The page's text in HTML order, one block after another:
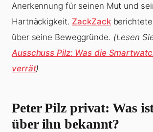
Anerkennung für seinen Mut und
Hartnäckigkeit. ZackZackberichtete
über seine Beweggründe. (Lesen
Ausschuss Pilz: Was die
verrät)
Peter Pilz privat: Was
über ihn bekannt?